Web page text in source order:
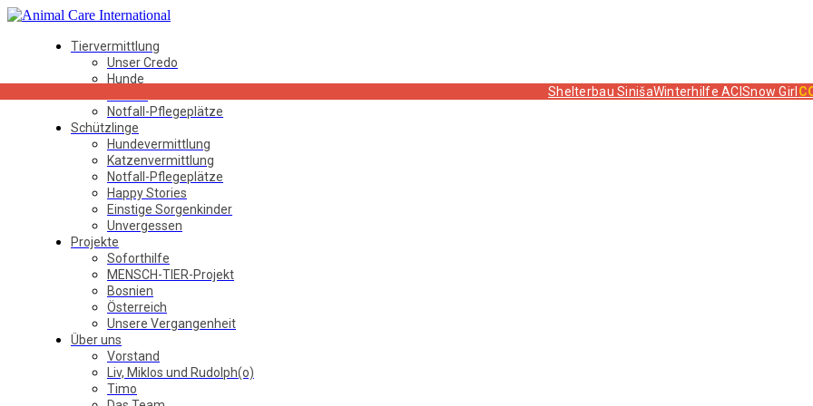
Tiervermittlung
Unser Credo
Hunde
Notfall-Pflegeplätze
Schützlinge
Hundevermittlung
Katzenvermittlung
Notfall-Pflegeplätze
Happy Stories
Einstige Sorgenkinder
Unvergessen
Projekte
Soforthilfe
MENSCH-TIER-Projekt
Bosnien
Österreich
Unsere Vergangenheit
Über uns
Vorstand
Liv, Miklos und Rudolph(o)
Timo
Shelterbau SinišaWinterhilfe ACISnow Girl